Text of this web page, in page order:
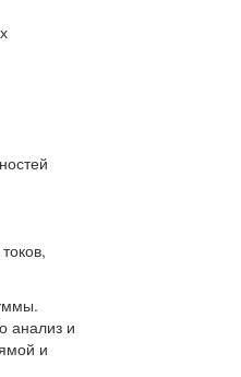
анализ и
и